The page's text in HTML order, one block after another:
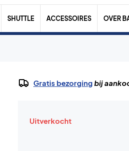
SHUTTLE ACCESSOIRES OVER
Gratis bezorging bij
Uitverkocht